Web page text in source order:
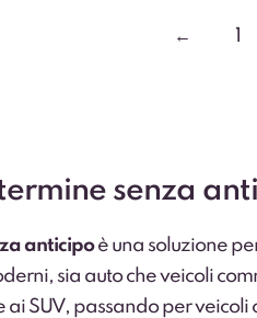
← 1
senza
anticipoè una soluzione
sia auto che veicoli
SUV, passando per